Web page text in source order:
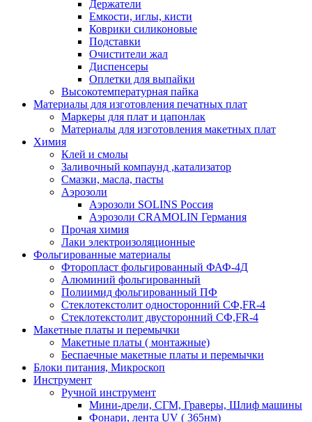
Держатели
Емкости, иглы, кисти
Коврики силиконовые
Подставки
Очистители жал
Диспенсеры
Оплетки для выпайки
Высокотемпературная пайка
Материалы для изготовления печатных плат
Маркеры для плат и цапонлак
Материалы для изготовления макетных плат
Химия
Клей и смолы
Заливочный компаунд ,катализатор
Смазки, масла, пасты
Аэрозоли
Аэрозоли SOLINS Россия
Аэрозоли CRAMOLIN Германия
Прочая химия
Лаки электроизоляционные
Фольгированные материалы
Фторопласт фольгированный ФАФ-4Д
Алюминий фольгированный
Полиимид фольгированный ПФ
Стеклотекстолит односторонний CФ,FR-4
Стеклотекстолит двусторонний СФ,FR-4
Макетные платы и перемычки
Макетные платы ( монтажные)
Беспаечные макетные платы и перемычки
Блоки питания, Микроскоп
Инструмент
Ручной инструмент
Мини-дрели, СГМ, Граверы, Шлиф машины
Фонари, лента UV ( 365нм)